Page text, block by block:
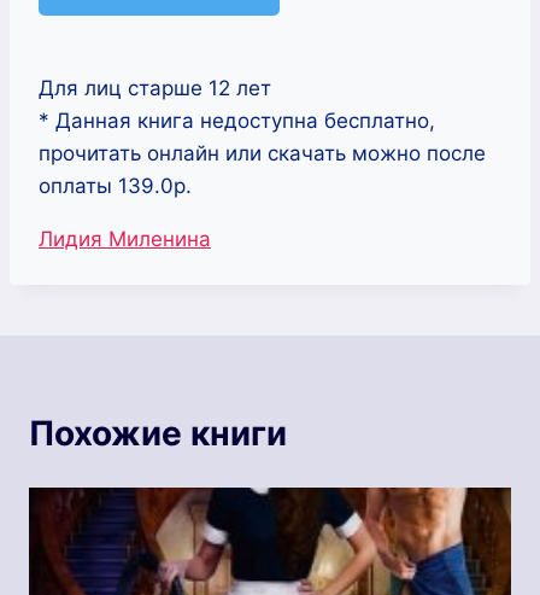
Для лиц старше 12 лет
* Данная книга недоступна бесплатно,
прочитать онлайн или скачать можно после
оплаты 139.0р.
Метки
Лидия Миленина
Похожие книги